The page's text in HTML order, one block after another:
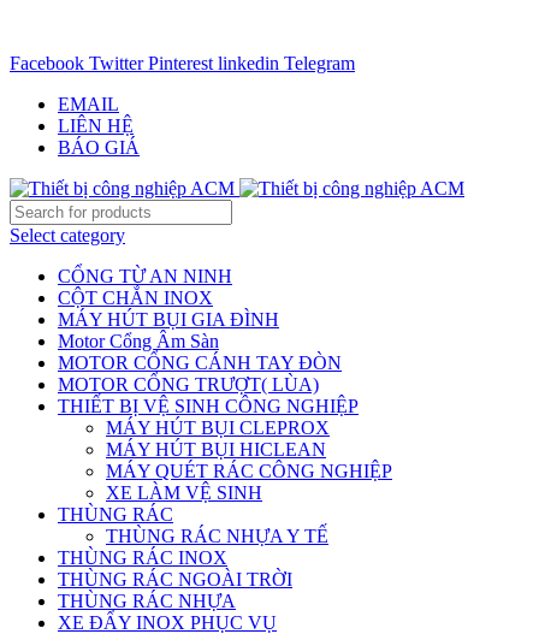
Facebook Twitter Pinterest linkedin Telegram
EMAIL
LIÊN HỆ
BÁO GIÁ
Select category
CỔNG TỪ AN NINH
CỘT CHẮN INOX
MÁY HÚT BỤI GIA ĐÌNH
Motor Cổng Âm Sàn
MOTOR CỔNG CÁNH TAY ĐÒN
MOTOR CỔNG TRƯỢT( LÙA)
THIẾT BỊ VỆ SINH CÔNG NGHIỆP
MÁY HÚT BỤI CLEPROX
MÁY HÚT BỤI HICLEAN
MÁY QUÉT RÁC CÔNG NGHIỆP
XE LÀM VỆ SINH
THÙNG RÁC
THÙNG RÁC NHỰA Y TẾ
THÙNG RÁC INOX
THÙNG RÁC NGOÀI TRỜI
THÙNG RÁC NHỰA
XE ĐẨY INOX PHỤC VỤ